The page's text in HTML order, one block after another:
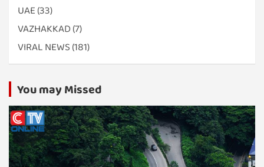
UAE (33)
VAZHAKKAD(7)
VIRAL NEWS (181)
You may Missed